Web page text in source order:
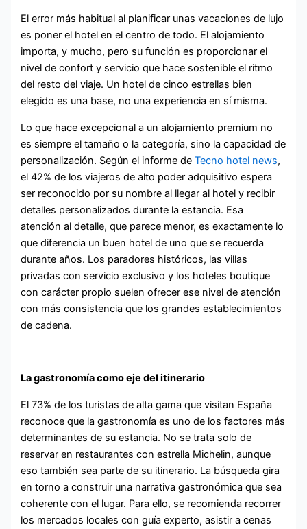
El error más habitual al planificar unas vacaciones de lujo
es poner el hotel en el centro de todo. El alojamiento
importa, y mucho, pero su función es proporcionar el
nivel de confort y servicio que hace sostenible el ritmo
del resto del viaje. Un hotel de cinco estrellas bien
elegido es una base, no una experiencia en sí misma.
Lo que hace excepcional a un alojamiento premium no
es siempre el tamaño o la categoría, sino la capacidad de
personalización. Según el informe de Tecno hotel news,
el 42% de los viajeros de alto poder adquisitivo espera
ser reconocido por su nombre al llegar al hotel y recibir
detalles personalizados durante la estancia. Esa
atención al detalle, que parece menor, es exactamente lo
que diferencia un buen hotel de uno que se recuerda
durante años. Los paradores históricos, las villas
privadas con servicio exclusivo y los hoteles boutique
con carácter propio suelen ofrecer ese nivel de atención
con más consistencia que los grandes establecimientos
de cadena.
La gastronomía como eje del itinerario
El 73% de los turistas de alta gama que visitan España
reconoce que la gastronomía es uno de los factores más
determinantes de su estancia. No se trata solo de
reservar en restaurantes con estrella Michelin, aunque
eso también sea parte de su itinerario. La búsqueda gira
en torno a construir una narrativa gastronómica que sea
coherente con el lugar. Para ello, se recomienda recorrer
los mercados locales con guía experto, asistir a cenas